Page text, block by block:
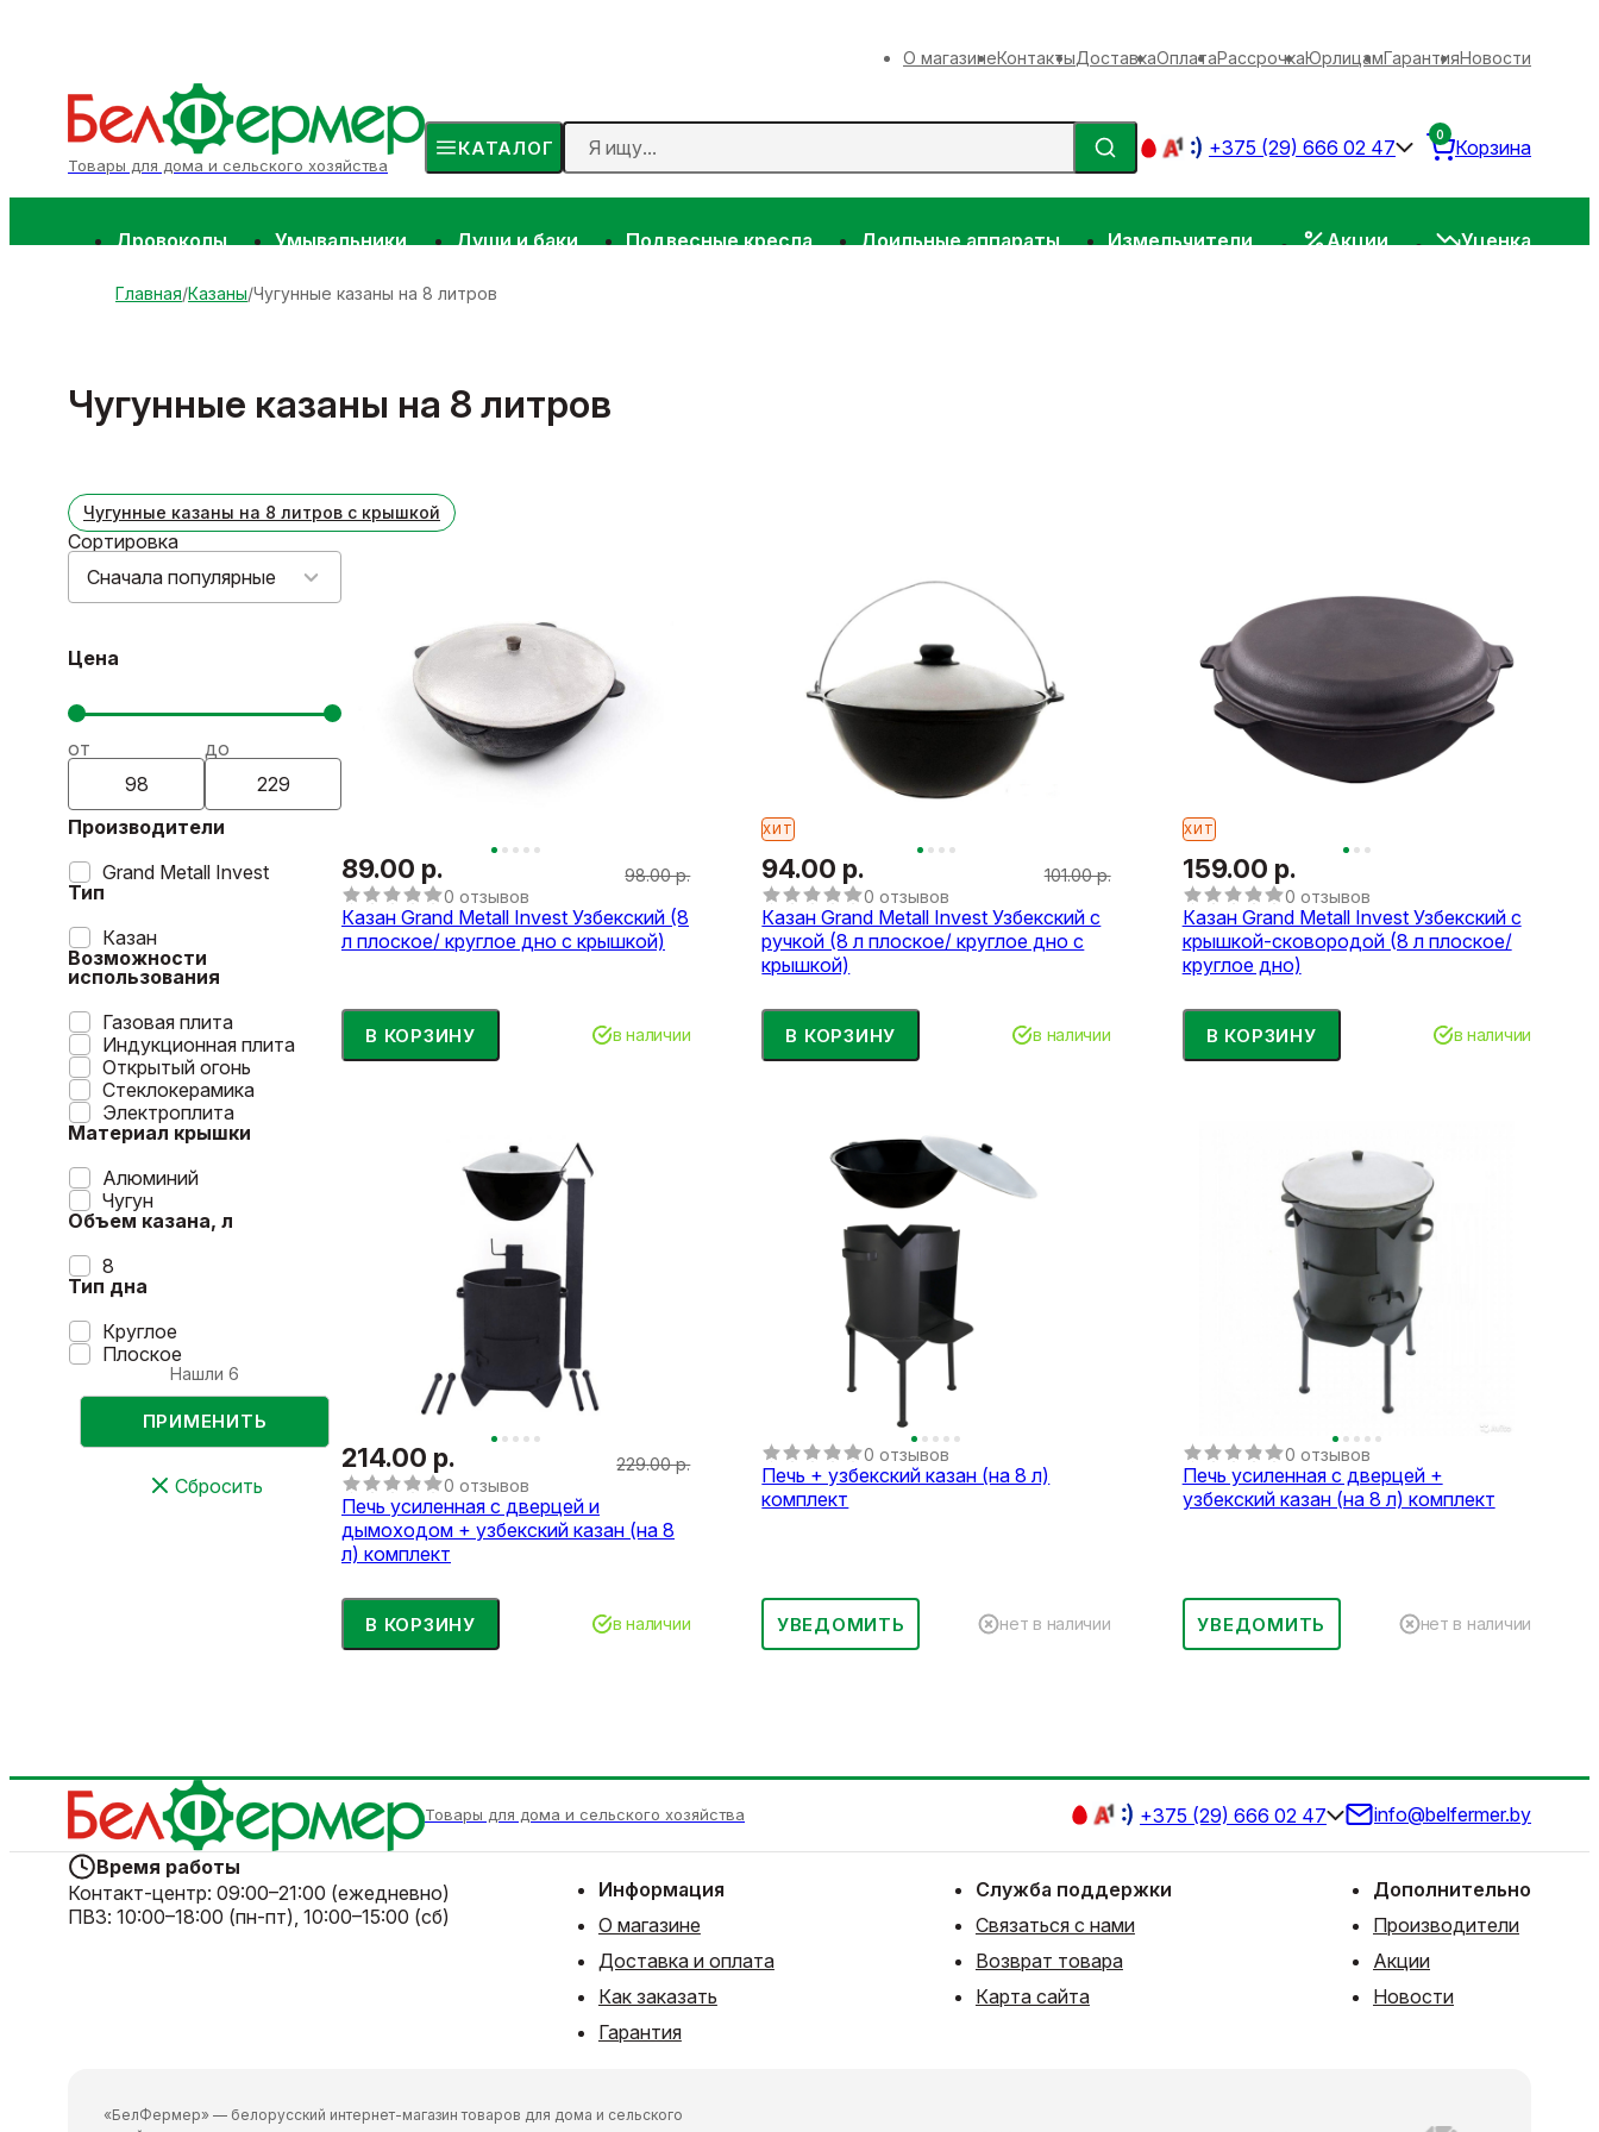
О магазинеКонтактыДоставкаОплатаРассрочкаЮрлицамГарантияНовости
Товары для дома и сельского хозяйства
КАТАЛОГ +375 (29) 666 02 47 Корзина
0
Дровоколы Умывальники Души и баки Подвесные кресла Доильные аппараты Измельчители Акции Уценка
Главная Казаны Чугунные казаны на 8 литров
Чугунные казаны на 8 литров
Чугунные казаны на 8 литров с крышкой
Сортировка
Сначала популярные
Цена
от до
Производители
Grand Metall Invest
Тип
Казан
Возможности
использования
Газовая плита
Индукционная плита
Открытый огонь
Стеклокерамика
Электроплита
Материал крышки
Алюминий
Чугун
Объем казана, л
8
Тип дна
Круглое
Плоское
Нашли 6
ПРИМЕНИТЬ
Сбросить
89.00 р.
98.00 р.
0 отзывов
Казан Grand Metall Invest Узбекский (8
л плоское/ круглое дно с крышкой)
В КОРЗИНУ в наличии
ХИТ
94.00 р.
101.00 р.
0 отзывов
Казан Grand Metall Invest Узбекский с
ручкой (8 л плоское/ круглое дно с
крышкой)
В КОРЗИНУ в наличии
ХИТ
159.00 р.
0 отзывов
Казан Grand Metall Invest Узбекский с
крышкой-сковородой (8 л плоское/
круглое дно)
В КОРЗИНУ в наличии
214.00 р.
229.00 р.
0 отзывов
Печь усиленная с дверцей и
дымоходом + узбекский казан (на 8
л) комплект
В КОРЗИНУ в наличии
0 отзывов
Печь + узбекский казан (на 8 л)
комплект
УВЕДОМИТЬ нет в наличии
0 отзывов
Печь усиленная с дверцей +
узбекский казан (на 8 л) комплект
УВЕДОМИТЬ нет в наличии
Товары для дома и сельского хозяйства +375 (29) 666 02 47 info@belfermer.by
Время работы
Контакт-центр: 09:00–21:00 (ежедневно)
ПВЗ: 10:00–18:00 (пн-пт), 10:00–15:00 (сб)
Информация
О магазине
Доставка и оплата
Как заказать
Гарантия
Служба поддержки
Связаться с нами
Возврат товара
Карта сайта
Дополнительно
Производители
Акции
Новости
«БелФермер» — белорусский интернет-магазин товаров для дома и сельского